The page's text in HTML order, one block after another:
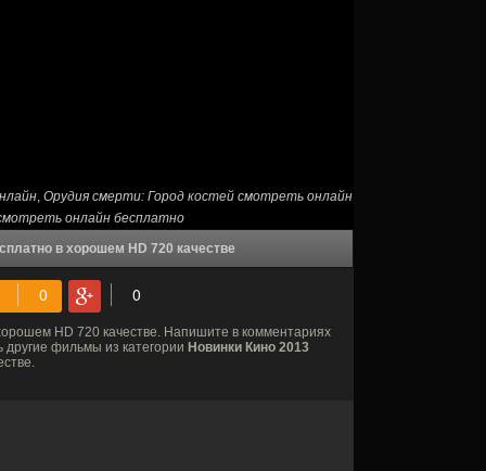
Орудия смерти: Город костей смотреть онлайн
онлайн бесплатно
в хорошем HD 720 качестве
HD 720 качестве. Напишите в комментариях
фильмы из категории Новинки Кино 2013